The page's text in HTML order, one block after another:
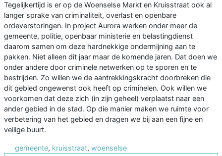
Tegelijkertijd is er op de Woenselse Markt en Kruisstraat ook al
langer sprake van criminaliteit, overlast en openbare
ordeverstoringen. In project Aurora werken onder meer de
gemeente, politie, openbaar ministerie en belastingdienst
daarom samen om deze hardnekkige ondermijning aan te
pakken. Niet alleen dit jaar maar de komende jaren. Dat doen we
onder andere door criminele netwerken op te sporen en te
bestrijden. Zo willen we de aantrekkingskracht doorbreken die
dit gebied ongewenst ook heeft op criminelen. Ook willen we
voorkomen dat deze zich (in zijn geheel) verplaatst naar een
ander gebied in de stad. Op die manier maken we ruimte voor
verbetering van het gebied en dragen we bij aan een fijne en
veilige buurt.
gemeente, kruisstraat, woenselse